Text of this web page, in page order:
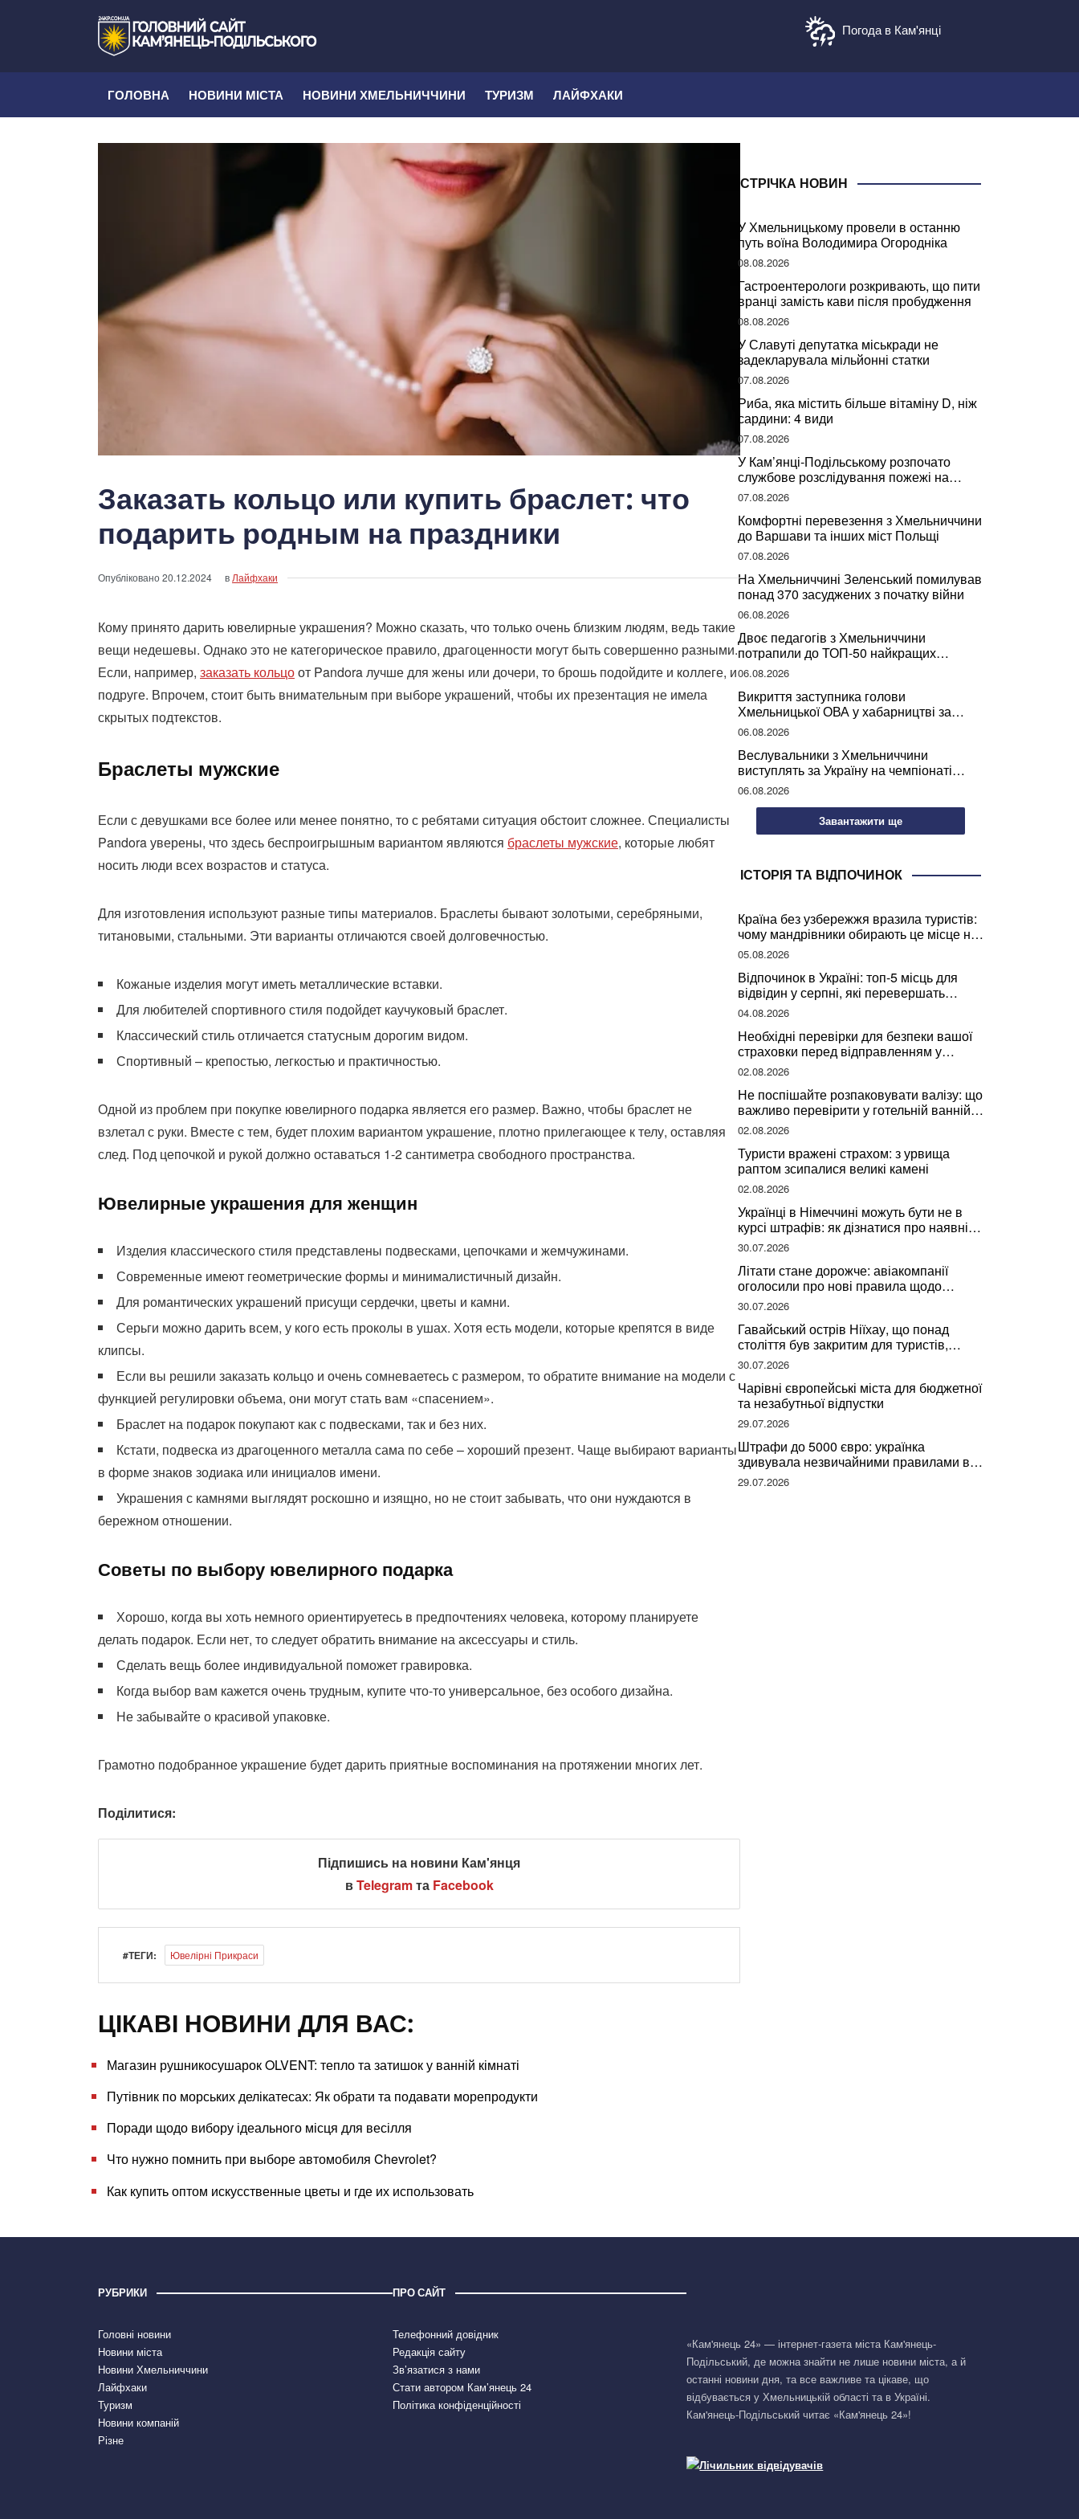
Погода в Кам'янці
ГОЛОВНА НОВИНИ МІСТА НОВИНИ ХМЕЛЬНИЧЧИНИ ТУРИЗМ ЛАЙФХАКИ
Заказать кольцо или купить браслет: что
подарить родным на праздники
Опубліковано20.12.2024 в Лайфхаки
Кому принято дарить ювелирные украшения? Можно сказать, что только очень близким людям, ведь такие
вещи недешевы. Однако это не категорическое правило, драгоценности могут быть совершенно разными.
Если, например, заказать кольцоот Pandora лучше для жены или дочери, то брошь подойдите и коллеге, и
подруге. Впрочем, стоит быть внимательным при выборе украшений, чтобы их презентация не имела
скрытых подтекстов.
Браслеты мужские
Если с девушками все более или менее понятно, то с ребятами ситуация обстоит сложнее. Специалисты
Pandora уверены, что здесь беспроигрышным вариантом являются браслеты мужские, которые любят
носить люди всех возрастов и статуса.
Для изготовления используют разные типы материалов. Браслеты бывают золотыми, серебряными,
титановыми, стальными. Эти варианты отличаются своей долговечностью.
Кожаные изделия могут иметь металлические вставки.
Для любителей спортивного стиля подойдет каучуковый браслет.
Классический стиль отличается статусным дорогим видом.
Спортивный – крепостью, легкостью и практичностью.
Одной из проблем при покупке ювелирного подарка является его размер. Важно, чтобы браслет не
взлетал с руки. Вместе с тем, будет плохим вариантом украшение, плотно прилегающее к телу, оставляя
след. Под цепочкой и рукой должно оставаться 1-2 сантиметра свободного пространства.
Ювелирные украшения для женщин
Изделия классического стиля представлены подвесками, цепочками и жемчужинами.
Современные имеют геометрические формы и минималистичный дизайн.
Для романтических украшений присущи сердечки, цветы и камни.
Серьги можно дарить всем, у кого есть проколы в ушах. Хотя есть модели, которые крепятся в виде
клипсы.
Если вы решили заказать кольцо и очень сомневаетесь с размером, то обратите внимание на модели с
функцией регулировки объема, они могут стать вам «спасением».
Браслет на подарок покупают как с подвесками, так и без них.
Кстати, подвеска из драгоценного металла сама по себе – хороший презент. Чаще выбирают варианты
в форме знаков зодиака или инициалов имени.
Украшения с камнями выглядят роскошно и изящно, но не стоит забывать, что они нуждаются в
бережном отношении.
Советы по выбору ювелирного подарка
Хорошо, когда вы хоть немного ориентируетесь в предпочтениях человека, которому планируете
делать подарок. Если нет, то следует обратить внимание на аксессуары и стиль.
Сделать вещь более индивидуальной поможет гравировка.
Когда выбор вам кажется очень трудным, купите что-то универсальное, без особого дизайна.
Не забывайте о красивой упаковке.
Грамотно подобранное украшение будет дарить приятные воспоминания на протяжении многих лет.
Поділитися:
Підпишись на новини Кам'янця
вTelegramта Facebook
#ТЕГИ: Ювелірні Прикраси
ЦІКАВІ НОВИНИ ДЛЯ ВАС:
Магазин рушникосушарок OLVENT: тепло та затишок у ванній кімнаті
Путівник по морських делікатесах: Як обрати та подавати морепродукти
Поради щодо вибору ідеального місця для весілля
Что нужно помнить при выборе автомобиля Chevrolet?
Как купить оптом искусственные цветы и где их использовать
СТРІЧКА НОВИН
У Хмельницькому провели в останню
путь воїна Володимира Огородніка
08.08.2026
Гастроентерологи розкривають, що пити
вранці замість кави після пробудження
08.08.2026
У Славуті депутатка міськради не
задекларувала мільйонні статки
07.08.2026
Риба, яка містить більше вітаміну D, ніж
сардини: 4 види
07.08.2026
У Кам’янці-Подільському розпочато
службове розслідування пожежі на
сміттєзвалищі
07.08.2026
Комфортні перевезення з Хмельниччини
до Варшави та інших міст Польщі
07.08.2026
На Хмельниччині Зеленський помилував
понад 370 засуджених з початку війни
06.08.2026
Двоє педагогів з Хмельниччини
потрапили до ТОП-50 найкращих
учителів України
06.08.2026
Викриття заступника голови
Хмельницької ОВА у хабарництві за
підписання контрактів на ремонт доріг
06.08.2026
Веслувальники з Хмельниччини
виступлять за Україну на чемпіонаті
світу
06.08.2026
Завантажити ще
ІСТОРІЯ ТА ВІДПОЧИНОК
Країна без узбережжя вразила туристів:
чому мандрівники обирають це місце на
відпочинок
05.08.2026
Відпочинок в Україні: топ-5 місць для
відвідин у серпні, які перевершать
закордонні враження
04.08.2026
Необхідні перевірки для безпеки вашої
страховки перед відправленням у
подорож
02.08.2026
Не поспішайте розпаковувати валізу: що
важливо перевірити у готельній ванній
за словами досвідченої мандрівниці
02.08.2026
Туристи вражені страхом: з урвища
раптом зсипалися великі камені
02.08.2026
Українці в Німеччині можуть бути не в
курсі штрафів: як дізнатися про наявні
борги
30.07.2026
Літати стане дорожче: авіакомпанії
оголосили про нові правила щодо
вибору місць
30.07.2026
Гавайський острів Ніїхау, що понад
століття був закритим для туристів,
починає приймати перших відвідувачів
30.07.2026
Чарівні європейські міста для бюджетної
та незабутньої відпустки
29.07.2026
Штрафи до 5000 євро: українка
здивувала незвичайними правилами в
Німеччині та поділилася правдою
29.07.2026
РУБРИКИ
Головні новини
Новини міста
Новини Хмельниччини
Лайфхаки
Туризм
Новини компаній
Різне
ПРО САЙТ
Телефонний довідник
Редакція сайту
Зв’язатися з нами
Стати автором Кам’янець 24
Політика конфіденційності
«Кам'янець 24» — інтернет-газета міста Кам'янець-
Подільський, де можна знайти не лише новини міста, а й
останні новини дня, та все важливе та цікаве, що
відбувається у Хмельницькій області та в Україні.
Кам'янець-Подільський читає «Кам'янець 24»!